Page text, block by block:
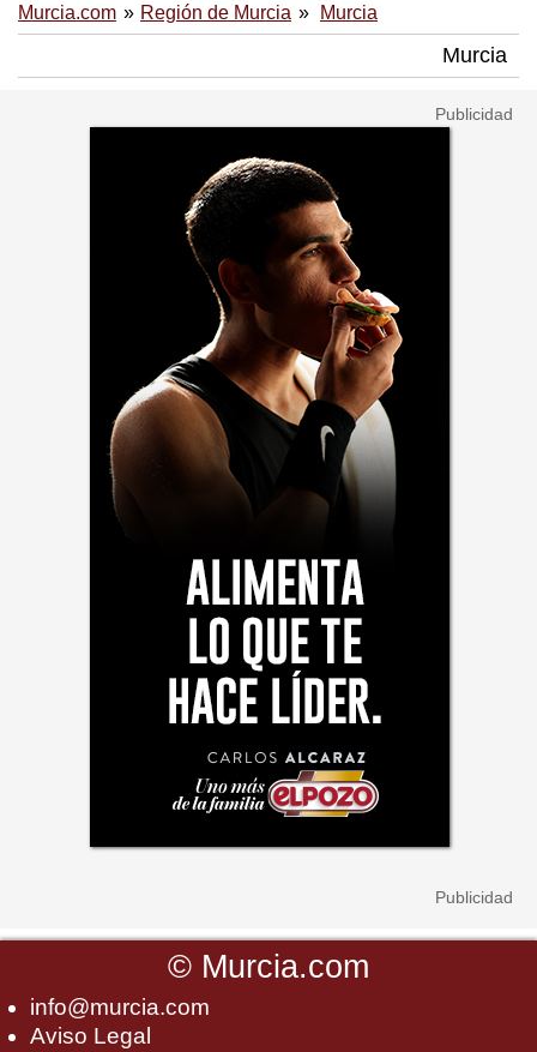
Murcia.com Región de Murcia Murcia
Murcia
© Murcia.com
info@murcia.com
Aviso Legal